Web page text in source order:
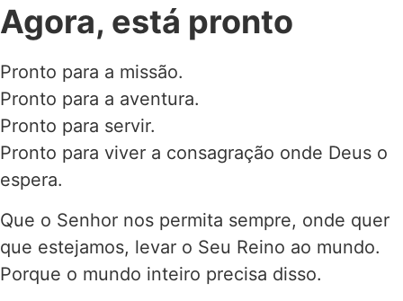
Agora, está pronto
Pronto para a missão.
Pronto para a aventura.
Pronto para servir.
Pronto para viver a consagração onde Deus o
espera.
Que o Senhor nos permita sempre, onde quer
que estejamos, levar o Seu Reino ao mundo.
Porque o mundo inteiro precisa disso.